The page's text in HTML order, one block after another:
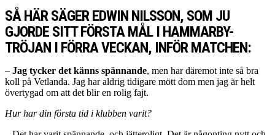
SÅ HÄR SÄGER EDWIN NILSSON, SOM JU
GJORDE SITT FÖRSTA MÅL I HAMMARBY-
TRÖJAN I FÖRRA VECKAN, INFÖR MATCHEN:
– Jag tycker det känns spännande, men har däremot inte så bra
koll på Vetlanda. Jag har aldrig tidigare mött dom men jag är helt
övertygad om att det blir en rolig fajt.
Hur har din första tid i klubben varit?